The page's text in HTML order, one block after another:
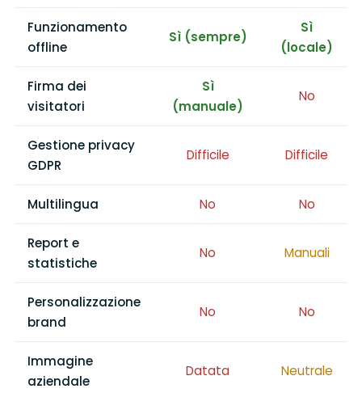
Funzionamento
offline
Sì (sempre)
Sì
(locale)
Firma dei
visitatori
Sì
(manuale)
No
Gestione privacy
GDPR
Difficile Difficile
Multilingua No No
Report e
statistiche
No Manuali
Personalizzazione
brand
No No
Immagine
aziendale
Datata Neutrale